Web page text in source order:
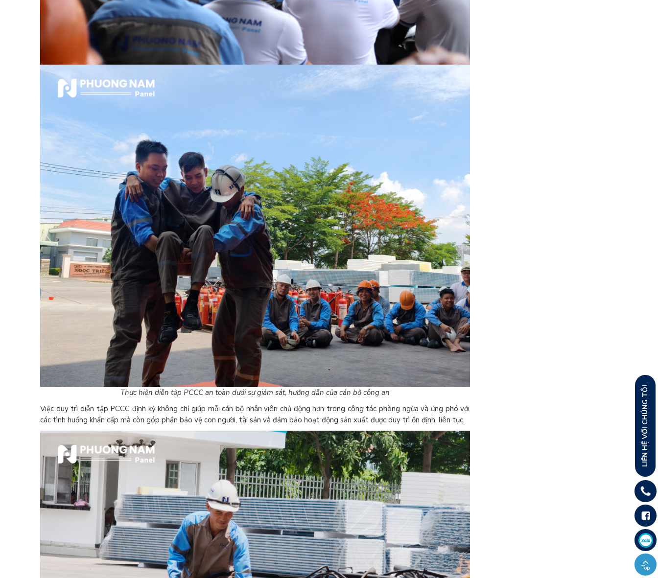
Thực hiện diễn tập PCCC an toàn dưới sự giám sát, hướng dẫn của cán bộ công an
Việc duy trì diễn tập PCCC định kỳ không chỉ giúp mỗi cán bộ nhân viên chủ động hơn trong công tác phòng ngừa và ứng phó với
các tình huống khẩn cấp mà còn góp phần bảo vệ con người, tài sản và đảm bảo hoạt động sản xuất được duy trì ổn định, liên tục.
LIÊN HỆ VỚI CHÚNG TÔI